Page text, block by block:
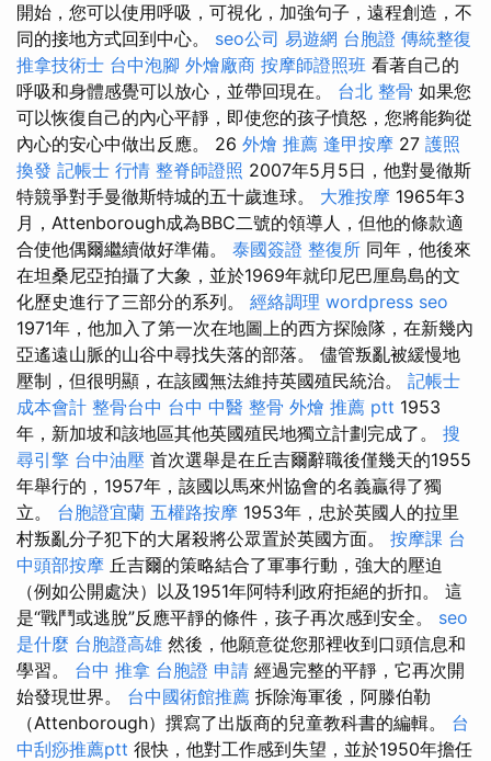
開始，您可以使用呼吸，可視化，加強句子，遠程創造，不
同的接地方式回到中心。 seo公司 易遊網 台胞證 傳統整復
推拿技術士 台中泡腳 外燴廠商 按摩師證照班 看著自己的
呼吸和身體感覺可以放心，並帶回現在。 台北 整骨 如果您
可以恢復自己的內心平靜，即使您的孩子憤怒，您將能夠從
內心的安心中做出反應。 26 外燴 推薦 逢甲按摩 27 護照
換發 記帳士 行情 整脊師證照 2007年5月5日，他對曼徹斯
特競爭對手曼徹斯特城的五十歲進球。 大雅按摩 1965年3
月，Attenborough成為BBC二號的領導人，但他的條款適
合使他偶爾繼續做好準備。 泰國簽證 整復所 同年，他後來
在坦桑尼亞拍攝了大象，並於1969年就印尼巴厘島島的文
化歷史進行了三部分的系列。 經絡調理 wordpress seo
1971年，他加入了第一次在地圖上的西方探險隊，在新幾內
亞遙遠山脈的山谷中尋找失落的部落。 儘管叛亂被緩慢地
壓制，但很明顯，在該國無法維持英國殖民統治。 記帳士
成本會計 整骨台中 台中 中醫 整骨 外燴 推薦 ptt 1953
年，新加坡和該地區其他英國殖民地獨立計劃完成了。 搜
尋引擎 台中油壓 首次選舉是在丘吉爾辭職後僅幾天的1955
年舉行的，1957年，該國以馬來州協會的名義贏得了獨
立。 台胞證宜蘭 五權路按摩 1953年，忠於英國人的拉里
村叛亂分子犯下的大屠殺將公眾置於英國方面。 按摩課 台
中頭部按摩 丘吉爾的策略結合了軍事行動，強大的壓迫
（例如公開處決）以及1951年阿特利政府拒絕的折扣。 這
是“戰鬥或逃脫”反應平靜的條件，孩子再次感到安全。 seo
是什麼 台胞證高雄 然後，他願意從您那裡收到口頭信息和
學習。 台中 推拿 台胞證 申請 經過完整的平靜，它再次開
始發現世界。 台中國術館推薦 拆除海軍後，阿滕伯勒
（Attenborough）撰寫了出版商的兒童教科書的編輯。 台
中刮痧推薦ptt 很快，他對工作感到失望，並於1950年擔任